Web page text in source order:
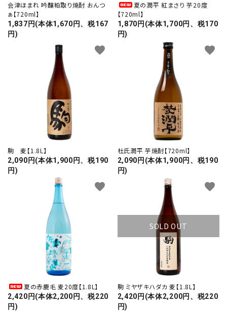
close
会津ほまれ 吟醸粕取り焼酎 おんつ
ぁ【720ml】
1,837円(本体1,670円、税167
円)
夏の潤平 紅まさり 芋20度
【720ml】
1,870円(本体1,700円、税170
円)
駒 麦【1.8L】
2,090円(本体1,900円、税190
円)
favorite
杜氏潤平 芋焼酎【720ml】
2,090円(本体1,900円、税190
円)
favorite
夏の赤鹿毛 麦20度【1.8L】
2,420円(本体2,200円、税220
円)
favorite
SOLD OUT
駒 ミヤザキハダカ 麦【1.8L】
2,420円(本体2,200円、税220
円)
favorite